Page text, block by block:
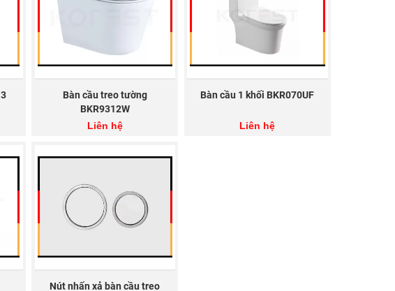
nhiệt thành khiến bạn hài lòng.
đa dạng của nhiều vùng miền khắp cả nước.
tự động K9005
khi lau chùi, vệ sinh.
cho gia đình, bạn có thể thực hiện một trong các cách sau:
của Thiết bị vệ sinh KOREST trên toàn quốc. Hiện nay,
đến Nam giúp khách hàng ở mọi nơi trên đất nước đều có
cửa hàng, bạn cũng có thể lựa chọn cho mình nhiều sản phẩm
kiện, sen tắm, vòi chậu rửa mặt, máy sấy tay, tiểu nam,…
Bàn cầu treo tường
BKR9312W
Liên hệ
Bàn cầu 1 khối BKR070UF
Liên hệ
Nút nhấn xả bàn cầu treo